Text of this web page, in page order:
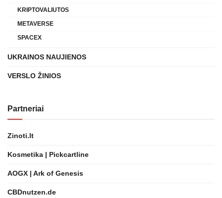
KRIPTOVALIUTOS
METAVERSE
SPACEX
UKRAINOS NAUJIENOS
VERSLO ŽINIOS
Partneriai
Zinoti.lt
Kosmetika | Pickcartline
AOGX | Ark of Genesis
CBDnutzen.de